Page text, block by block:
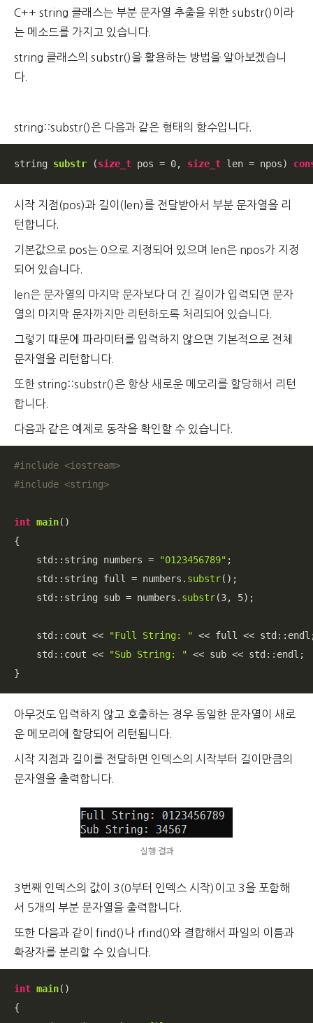
C++ string 클래스는 부분 문자열 추출을 위한 substr()이라
는 메소드를 가지고 있습니다.
string 클래스의 substr()을 활용하는 방법을 알아보겠습니
다.
string::substr()은 다음과 같은 형태의 함수입니다.
string substr (size_t pos = 0, size_t len = npos)
시작 지점(pos)과 길이(len)를 전달받아서 부분 문자열을 리
턴합니다.
기본값으로 pos는 0으로 지정되어 있으며 len은 npos가 지정
되어 있습니다.
len은 문자열의 마지막 문자보다 더 긴 길이가 입력되면 문자
열의 마지막 문자까지만 리턴하도록 처리되어 있습니다.
그렇기 때문에 파라미터를 입력하지 않으면 기본적으로 전체
문자열을 리턴합니다.
또한 string::substr()은 항상 새로운 메모리를 할당해서 리턴
합니다.
다음과 같은 예제로 동작을 확인할 수 있습니다.
#include <iostream>
#include <string>
int main()
{
    std::string numbers =
"0123456789" ;
    std::string full = numbers.
substr();
    std::string sub = numbers.
substr(3, 5);
    std::cout <<
"Full String: " << full <<
    std::cout <<
"Sub String: " << sub << std::endl;
}
아무것도 입력하지 않고 호출하는 경우 동일한 문자열이 새로
운 메모리에 할당되어 리턴됩니다.
시작 지점과 길이를 전달하면 인덱스의 시작부터 길이만큼의
문자열을 출력합니다.
실행 결과
3번째 인덱스의 값이 3(0부터 인덱스 시작)이고 3을 포함해
서 5개의 부분 문자열을 출력합니다.
또한 다음과 같이 find()나 rfind()와 결합해서 파일의 이름과
확장자를 분리할 수 있습니다.
int main()
{